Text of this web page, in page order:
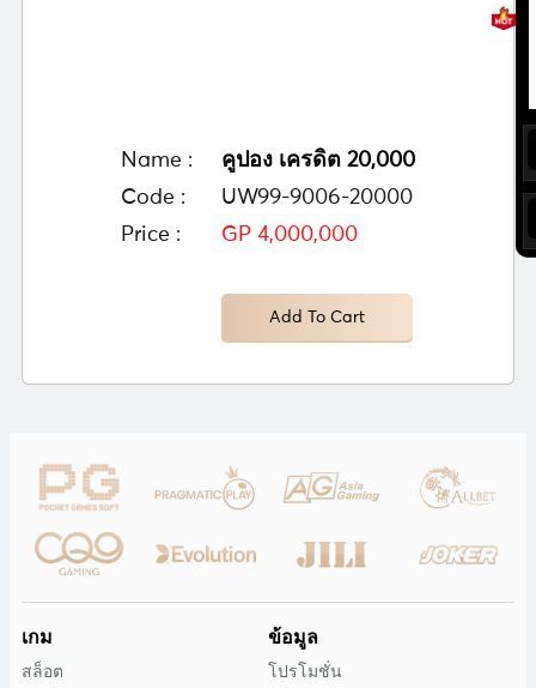
Name :
คูปอง เครดิต 20,000
Code :
UW99-9006-20000
Price :
GP 4,000,000
Add To Cart
เกม
สล็อต
ข้อมูล
โปรโมชั่น